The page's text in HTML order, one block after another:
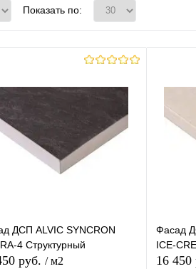
Показать по:
ДСП ALVIC SYNCRON
4 Структурный
руб. / м2
Фасад
ICE-
16 450